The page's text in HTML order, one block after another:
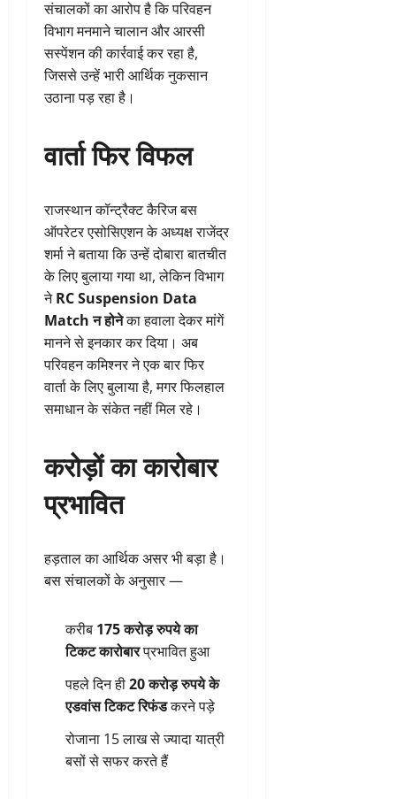
संचालकों का आरोप है कि परिवहन
विभाग मनमाने चालान और आरसी
सस्पेंशन की कार्रवाई कर रहा है,
जिससे उन्हें भारी आर्थिक नुकसान
उठाना पड़ रहा है।
वार्ता फिर विफल
राजस्थान कॉन्ट्रैक्ट कैरिज बस
ऑपरेटर एसोसिएशन के अध्यक्ष राजेंद्र
शर्मा ने बताया कि उन्हें दोबारा बातचीत
के लिए बुलाया गया था, लेकिन विभाग
नेRC Suspension Data
Match न होनेका हवाला देकर मांगें
मानने से इनकार कर दिया। अब
परिवहन कमिश्नर ने एक बार फिर
वार्ता के लिए बुलाया है, मगर फिलहाल
समाधान के संकेत नहीं मिल रहे।
करोड़ों का कारोबार
प्रभावित
हड़ताल का आर्थिक असर भी बड़ा है।
बस संचालकों के अनुसार —
करीब 175 करोड़ रुपये का
टिकट कारोबारप्रभावित हुआ
पहले दिन ही20 करोड़ रुपये के
एडवांस टिकट रिफंडकरने पड़े
रोजाना 15 लाख से ज्यादा यात्री
बसों से सफर करते हैं